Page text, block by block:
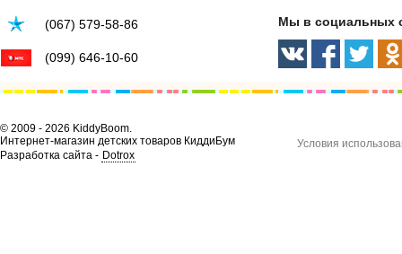
(067) 579-58-86
(099) 646-10-60
Мы в социальных
© 2009 - 2026 KiddyBoom.
Интернет-магазин детских товаров КиддиБум
Разработка сайта - Dotrox
Условия